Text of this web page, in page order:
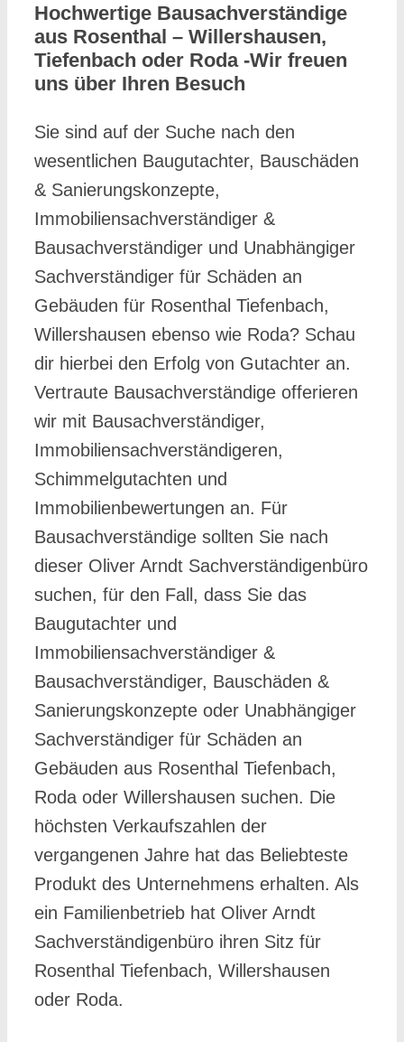
Hochwertige Bausachverständige
aus Rosenthal – Willershausen,
Tiefenbach oder Roda -Wir freuen
uns über Ihren Besuch
Sie sind auf der Suche nach den
wesentlichen Baugutachter, Bauschäden
& Sanierungskonzepte,
Immobiliensachverständiger &
Bausachverständiger und Unabhängiger
Sachverständiger für Schäden an
Gebäuden für Rosenthal Tiefenbach,
Willershausen ebenso wie Roda? Schau
dir hierbei den Erfolg von Gutachter an.
Vertraute Bausachverständige offerieren
wir mit Bausachverständiger,
Immobiliensachverständigeren,
Schimmelgutachten und
Immobilienbewertungen an. Für
Bausachverständige sollten Sie nach
dieser Oliver Arndt Sachverständigenbüro
suchen, für den Fall, dass Sie das
Baugutachter und
Immobiliensachverständiger &
Bausachverständiger, Bauschäden &
Sanierungskonzepte oder Unabhängiger
Sachverständiger für Schäden an
Gebäuden aus Rosenthal Tiefenbach,
Roda oder Willershausen suchen. Die
höchsten Verkaufszahlen der
vergangenen Jahre hat das Beliebteste
Produkt des Unternehmens erhalten. Als
ein Familienbetrieb hat Oliver Arndt
Sachverständigenbüro ihren Sitz für
Rosenthal Tiefenbach, Willershausen
oder Roda.